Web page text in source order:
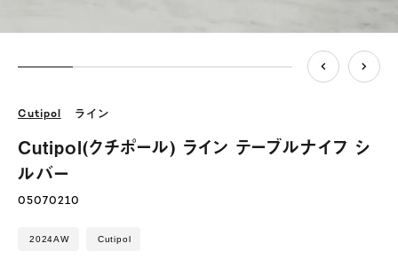
Cutipol ライン
Cutipol(クチポール) ライン テーブルナイフ シ
ルバー
05070210
2024AW Cutipol